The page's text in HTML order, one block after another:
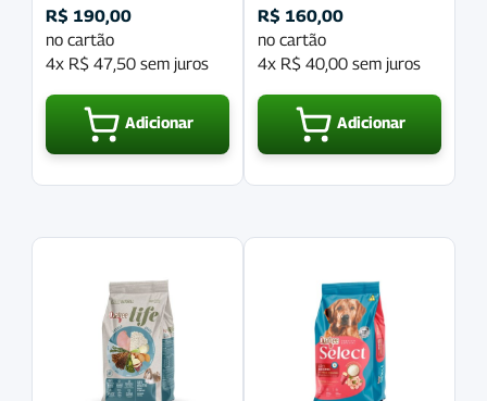
R$ 190,00
no cartão
4x R$ 47,50 sem juros
Adicionar
R$ 160,00
no cartão
4x R$ 40,00 sem juros
Adicionar